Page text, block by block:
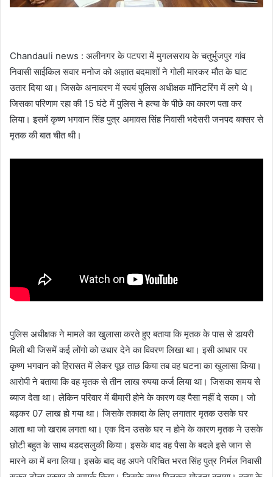
Chandauli news : अलीनगर के पटपरा में मुगलसराय के चतुर्भुजपुर गांव
निवासी साईकिल सवार मनोज को अज्ञात बदमाशों ने गोली मारकर मौत के घाट
उतार दिया था। जिसके अनावरण में स्वयं पुलिस अधीक्षक मॉनिटरिंग में लगे थे।
जिसका परिणाम रहा की 15 घंटे में पुलिस ने हत्या के पीछे का कारण पता कर
लिया। इसमें कृष्ण भगवान सिंह पुत्र अमावस सिंह निवासी भदेसरी जनपद बक्सर से
मृतक की बात चीत थी।
पुलिस अधीक्षक ने मामले का खुलासा करते हुए बताया कि मृतक के पास से डायरी
मिली थी जिसमें कई लोंगो को उधार देने का विवरण लिखा था। इसी आधार पर
कृष्ण भगवान को हिरासत में लेकर पूछ ताछ किया तब वह घटना का खुलासा किया।
आरोपी ने बताया कि वह मृतक से तीन लाख रुपया कर्ज लिया था। जिसका समय से
ब्याज देता था। लेकिन परिवार में बीमारी होने के कारण वह पैसा नहीं दे सका। जो
बढ़कर 07 लाख हो गया था। जिसके तकादा के लिए लगातार मृतक उसके घर
आता था जो खराब लगता था। एक दिन उसके घर न होने के कारण मृतक ने उसके
छोटी बहुत के साथ बडदसलुकी किया। इसके बाद वह पैसा के बदले इसे जान से
मारने का में बना लिया। इसके बाद वह अपने परिचित भरत सिंह पुत्र निर्मल निवासी